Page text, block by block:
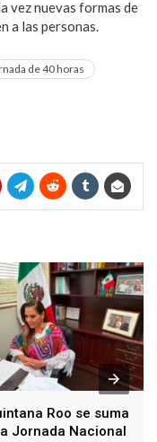
vez nuevas formas de
a las personas.
de 40 horas
Roo se suma
Jornada Nacional